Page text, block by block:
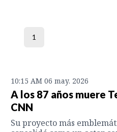
1
10:15 AM 06 may. 2026
A los 87 años muere
CNN
Su proyecto más